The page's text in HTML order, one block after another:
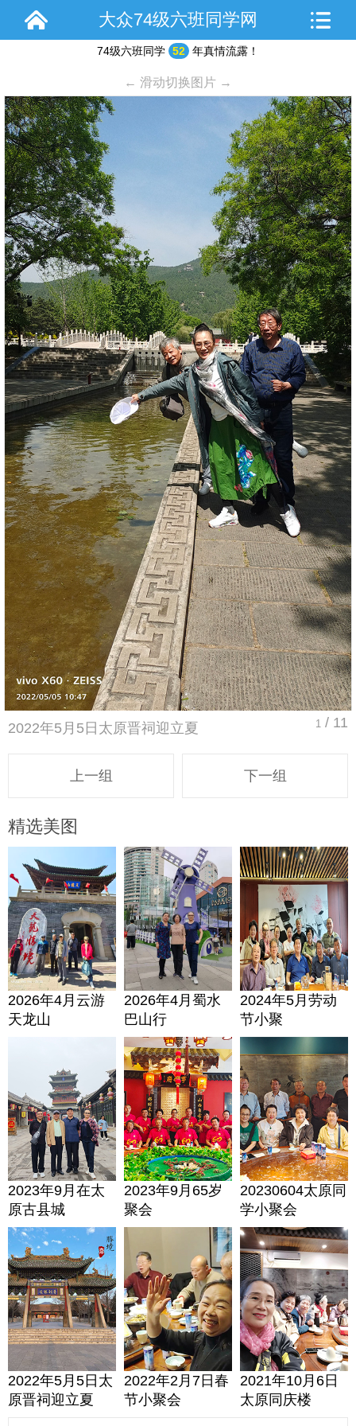
大众74级六班同学网
74级六班同学 52 年真情流露！
← 滑动切换图片 →
1 / 11
2022年5月5日太原晋祠迎立夏
上一组 下一组
精选美图
2026年4月云游
天龙山
2026年4月蜀水
巴山行
2024年5月劳动
节小聚
2023年9月在太
原古县城
2023年9月65岁
聚会
20230604太原同
学小聚会
2022年5月5日太
原晋祠迎立夏
2022年2月7日春
节小聚会
2021年10月6日
太原同庆楼